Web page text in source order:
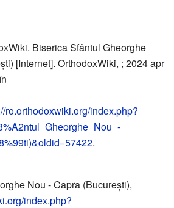
Biserica Sfântul Gheorghe
[Internet]. OrthodoxWiki, ; 2024 apr
ro.orthodoxwiki.org/index.php?
.
Nou - Capra (București),
index.php?